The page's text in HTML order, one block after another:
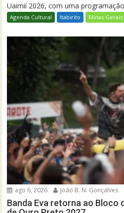
Uaimií 2026, com uma
Agenda Cultural Itabirito Minas Gerais
ago 6, 2026 João B. N. Gonçalves
Banda Eva retorna ao Bloco